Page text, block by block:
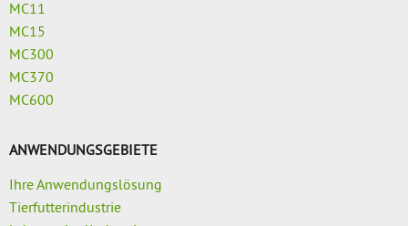
MC11
MC15
MC300
MC370
MC600
ANWENDUNGSGEBIETE
Ihre Anwendungslösung
Tierfutterindustrie